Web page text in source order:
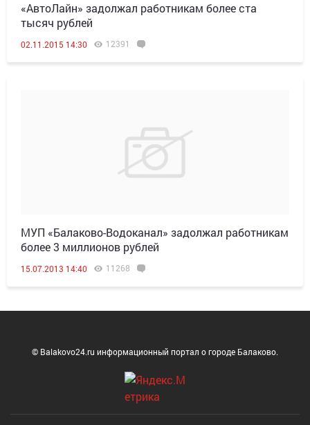
«АвтоЛайн» задолжал работникам более ста
тысяч рублей
02.11.2015 14:30 12391
МУП «Балаково-Водоканал» задолжал работникам
более 3 миллионов рублей
15.07.2013 14:40 11268
© Balakovo24.ru информационный портал о городе Балаково.